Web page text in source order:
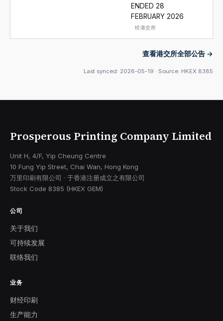
ENDED 28
FEBRUARY 2026
经港交所
查看港交所全部公告
Last synced: 2026-05-19 · Source: HKEX 8385
Prosperous Printing Company Limited
Unit H, 4/F, Yip Cheung Centre
10 Fung Yip Street, Chai Wan, Hong Kong
万里印刷有限公司 · 于香港注册成立之有限公司
Stock Code 8385 (HKEX GEM)
公司
关于我们
可持续发展
联络我们
业务
财经印刷
生产能力